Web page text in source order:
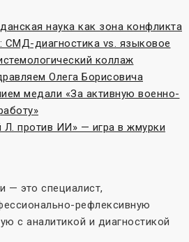
наука как зона конфликта
СМД-диагностика vs. языковое
коллаж
Олега Борисовича
медали «За активную военно-
Л. против ИИ» — игра в жмурки
— это специалист,
рефлексивную
с аналитикой и диагностикой